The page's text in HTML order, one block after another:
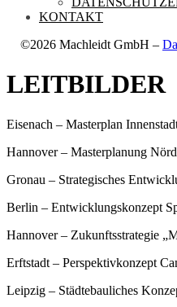
KONTAKT
©2026 Machleidt GmbH –
LEITBILDER
Eisenach – Masterplan
Hannover – Masterplanung
Gronau – Strategisches
Berlin – Entwicklungskonzept
Hannover – Zukunftsstrategie
Erftstadt – Perspektivkonzept
Leipzig – Städtebauliches